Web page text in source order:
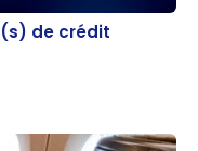
de crédit
de crédit